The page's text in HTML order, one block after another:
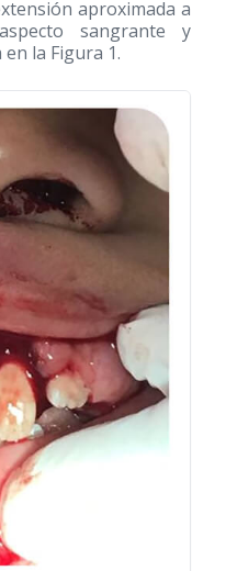
aproximada a
sangrante y
la Figura 1.